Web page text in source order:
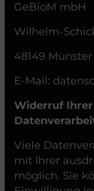
GeBioM mbH
Wilhelm-
48149 Münster
E-Mail:
Widerruf
Viele
mit Ihrer
möglich. Sie